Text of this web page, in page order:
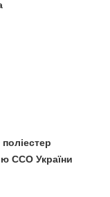
ССО України